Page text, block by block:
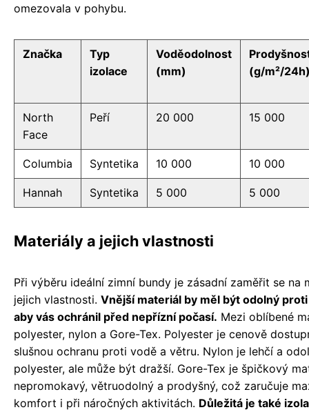
omezovala v pohybu.
Značka
Typ
izolace
Voděodolnost
(mm)
(g/m²/
North
Face
Peří 20 000 15 000
Columbia Syntetika 10 000 10 000
Hannah Syntetika 5 000 5 000
Materiály a jejich vlastnosti
Při výběru ideální zimní bundy je zásadní zaměřit se na
jejich vlastnosti. Vnější materiál by měl být odolný
aby vás ochránil před nepřízní počasí. Mezi oblíbené
polyester, nylon a Gore-Tex. Polyester je cenově
slušnou ochranu proti vodě a větru. Nylon je lehčí a
polyester, ale může být dražší. Gore-Tex je špičkový
nepromokavý, větruodolný a prodyšný, což zaručuje
komfort i při náročných aktivitách. Důležitá je také